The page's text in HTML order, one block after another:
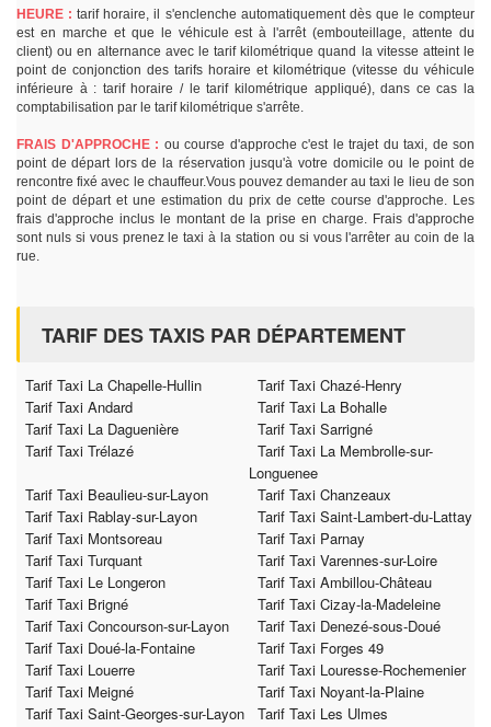
HEURE : tarif horaire, il s'enclenche automatiquement dès que le compteur
est en marche et que le véhicule est à l'arrêt (embouteillage, attente du
client) ou en alternance avec le tarif kilométrique quand la vitesse atteint le
point de conjonction des tarifs horaire et kilométrique (vitesse du véhicule
inférieure à : tarif horaire / le tarif kilométrique appliqué), dans ce cas la
comptabilisation par le tarif kilométrique s'arrête.
FRAIS D'APPROCHE : ou course d'approche c'est le trajet du taxi, de son
point de départ lors de la réservation jusqu'à votre domicile ou le point de
rencontre fixé avec le chauffeur.Vous pouvez demander au taxi le lieu de son
point de départ et une estimation du prix de cette course d'approche. Les
frais d'approche inclus le montant de la prise en charge. Frais d'approche
sont nuls si vous prenez le taxi à la station ou si vous l'arrêter au coin de la
rue.
TARIF DES TAXIS PAR DÉPARTEMENT
Tarif Taxi La Chapelle-Hullin
Tarif Taxi Chazé-Henry
Tarif Taxi Andard
Tarif Taxi La Bohalle
Tarif Taxi La Daguenière
Tarif Taxi Sarrigné
Tarif Taxi Trélazé
Tarif Taxi La Membrolle-sur-
Longuenee
Tarif Taxi Beaulieu-sur-Layon
Tarif Taxi Chanzeaux
Tarif Taxi Rablay-sur-Layon
Tarif Taxi Saint-Lambert-du-Lattay
Tarif Taxi Montsoreau
Tarif Taxi Parnay
Tarif Taxi Turquant
Tarif Taxi Varennes-sur-Loire
Tarif Taxi Le Longeron
Tarif Taxi Ambillou-Château
Tarif Taxi Brigné
Tarif Taxi Cizay-la-Madeleine
Tarif Taxi Concourson-sur-Layon
Tarif Taxi Denezé-sous-Doué
Tarif Taxi Doué-la-Fontaine
Tarif Taxi Forges 49
Tarif Taxi Louerre
Tarif Taxi Louresse-Rochemenier
Tarif Taxi Meigné
Tarif Taxi Noyant-la-Plaine
Tarif Taxi Saint-Georges-sur-Layon
Tarif Taxi Les Ulmes